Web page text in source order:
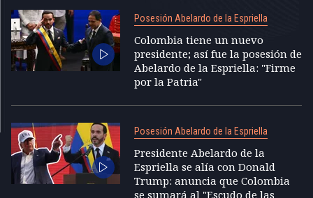
Posesión Abelardo de la Espriella
Colombia tiene un nuevo
presidente; así fue la posesión de
Abelardo de la Espriella: "Firme
por la Patria"
Posesión Abelardo de la Espriella
Presidente Abelardo de la
Espriella se alía con Donald
Trump: anuncia que Colombia
se sumará al "Escudo de las